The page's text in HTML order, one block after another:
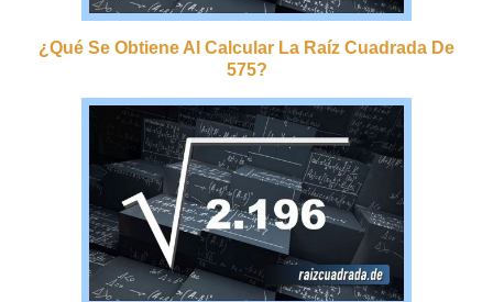
¿qué Se Obtiene Al Calcular La Raíz Cuadrada De
575?